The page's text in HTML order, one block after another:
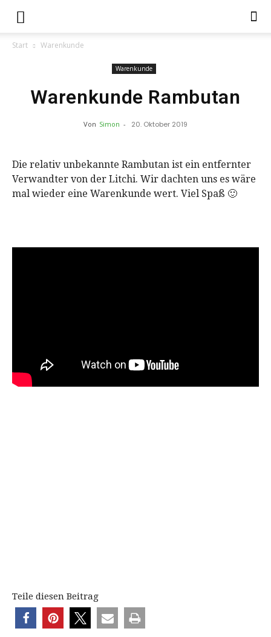
Start Warenkunde
Warenkunde
Warenkunde Rambutan
Von Simon - 20. Oktober 2019
Die relativ unbekannte Rambutan ist ein entfernter
Verwandter von der Litchi. Wir dachten uns es wäre
mal wieder eine Warenkunde wert. Viel Spaß 🙂
Teile diesen Beitrag